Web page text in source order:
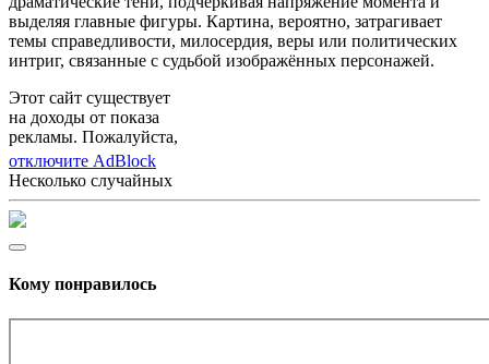
выделяя главные фигуры. Картина, вероятно, затрагивает
темы справедливости, милосердия, веры или политических
интриг, связанные с судьбой изображённых персонажей.
Этот сайт существует
на доходы от показа
рекламы. Пожалуйста,
отключите AdBlock
Несколько случайных
Кому понравилось